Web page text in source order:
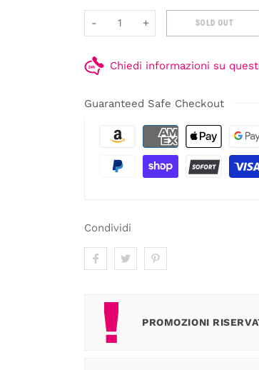
- + SOLD OUT
Chiedi informazioni su
Guaranteed Safe Checkout
Condividi
PROMOZIONI